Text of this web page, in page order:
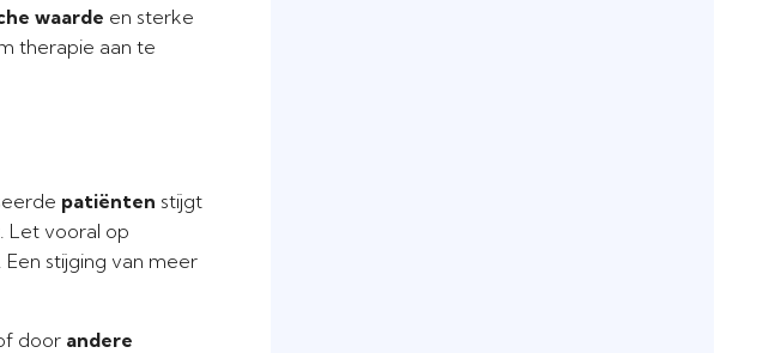
waarde en sterke
therapie aan te
patiënten stijgt
Let vooral op
stijging van meer
door andere